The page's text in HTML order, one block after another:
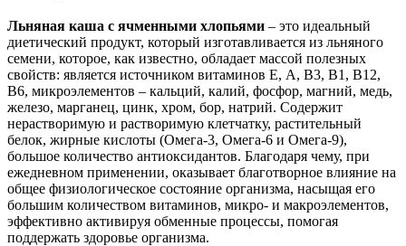
Льняная каша с ячменными хлопьями – это идеальный
диетический продукт, который изготавливается из льняного
семени, которое, как известно, обладает массой полезных
свойств: является источником витаминов Е, А, В3, В1, В12,
В6, микроэлементов – кальций, калий, фосфор, магний, медь,
железо, марганец, цинк, хром, бор, натрий. Содержит
нерастворимую и растворимую клетчатку, растительный
белок, жирные кислоты (Омега-3, Омега-6 и Омега-9),
большое количество антиоксидантов. Благодаря чему, при
ежедневном применении, оказывает благотворное влияние на
общее физиологическое состояние организма, насыщая его
большим количеством витаминов, микро- и макроэлементов,
эффективно активируя обменные процессы, помогая
поддержать здоровье организма.